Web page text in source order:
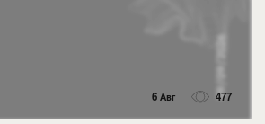
6 Авг 477